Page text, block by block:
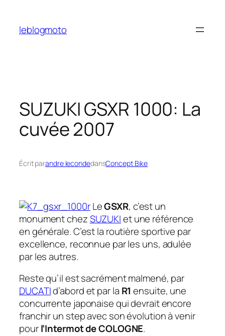
contenu
leblogmoto
SUZUKI GSXR 1000: La
cuvée 2007
Écrit parandre lecondedansConcept Bike
LeGSXR, c’est un
monument chezSUZUKIet une référence
en générale. C’est la routière sportive par
excellence, reconnue par les uns, adulée
par les autres.
Reste qu’il est sacrément malmené, par
DUCATId’abord et par la R1 ensuite, une
concurrente japonaise qui devrait encore
franchir un step avec son évolution à venir
pourl’Intermot de COLOGNE.